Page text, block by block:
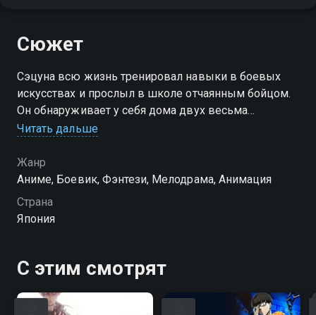
Сюжет
Сэцуна всю жизнь тренировал навыки в боевых
искусствах и прослыл в школе отчаянным бойцом.
Он обнаруживает у себя дома двух весьма
симпатичных незнакомок, которые сбежали из
Читать дальше
Жанр
Аниме, Боевик, Фэнтези, Мелодрама, Анимация
Страна
Япония
С этим смотрят